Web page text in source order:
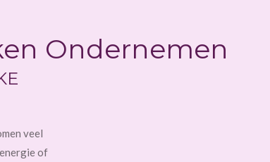
Ondernemen
veel
of